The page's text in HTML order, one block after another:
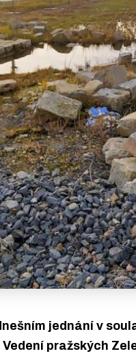
jednání v
pražských